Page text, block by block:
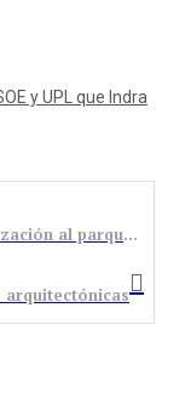
y UPL que Indra
La PDG llevará a los tribunales la autorización al parque eólico Quintana
arquitectónicas